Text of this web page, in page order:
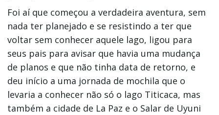
Foi aí que começou a verdadeira aventura, sem
nada ter planejado e se resistindo a ter que
voltar sem conhecer aquele lago, ligou para
seus pais para avisar que havia uma mudança
de planos e que não tinha data de retorno, e
deu início a uma jornada de mochila que o
levaria a conhecer não só o lago Titicaca, mas
também a cidade de La Paz e o Salar de Uyuni